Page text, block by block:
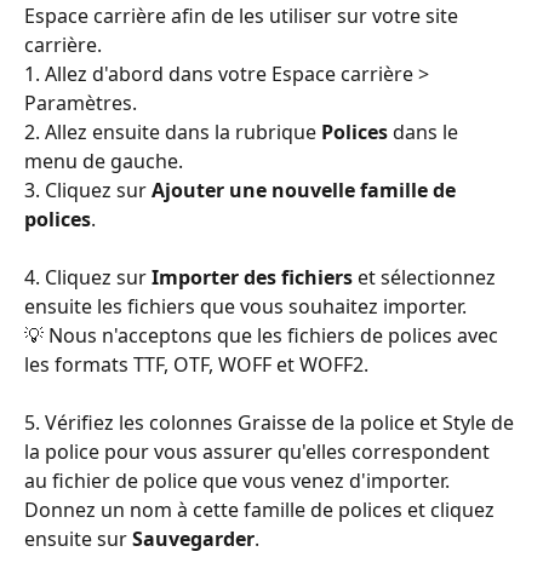
Espace carrière afin de les utiliser sur votre site
carrière.
1. Allez d'abord dans votre Espace carrière >
Paramètres.
2. Allez ensuite dans la rubrique Polices dans le
menu de gauche.
3. Cliquez sur Ajouter une nouvelle famille de
polices.
4. Cliquez sur Importer des fichiers et sélectionnez
ensuite les fichiers que vous souhaitez importer.
💡 Nous n'acceptons que les fichiers de polices avec
les formats TTF, OTF, WOFF et WOFF2.
5. Vérifiez les colonnes Graisse de la police et Style de
la police pour vous assurer qu'elles correspondent
au fichier de police que vous venez d'importer.
Donnez un nom à cette famille de polices et cliquez
ensuite sur Sauvegarder.